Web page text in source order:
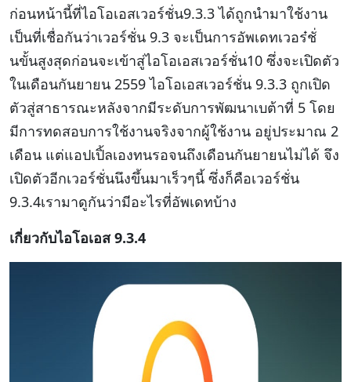
ก่อนหน้านี้ที่ไอโอเอสเวอร์ชั่น9.3.3 ได้ถูกนำมาใช้งาน
เป็นที่เชื่อกันว่าเวอร์ชั่น 9.3 จะเป็นการอัพเดทเวอร๋ชั่
นขั้นสูงสุดก่อนจะเข้าสู่ไอโอเอสเวอร์ชั่น10 ซึ่งจะเปิดตัว
ในเดือนกันยายน 2559 ไอโอเอสเวอร์ชั่น 9.3.3 ถูกเปิด
ตัวสู่สาธารณะหลังจากมีระดับการพัฒนาเบต้าที่ 5 โดย
มีการทดสอบการใช้งานจริงจากผู้ใช้งาน อยู่ประมาณ 2
เดือน แต่แอปเปิ้ลเองทนรอจนถึงเดือนกันยายนไม่ได้ จึง
เปิดตัวอีกเวอร์ชั่นนึงขึ้นมาเร็วๆนี้ ซึ่งก็คือเวอร์ชั่น
9.3.4เรามาดูกันว่ามีอะไรที่อัพเดทบ้าง
เกี่ยวกับไอโอเอส 9.3.4